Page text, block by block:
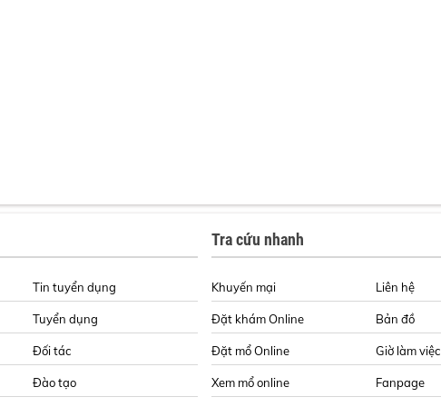
Tin tuyển dụng
Tuyển dụng
Đối tác
Đào tạo
Tra cứu nhanh
Khuyến mại
Đặt khám Online
Đặt mổ Online
Xem mổ online
Liên hệ
Bản đồ
Giờ làm việc
Fanpage